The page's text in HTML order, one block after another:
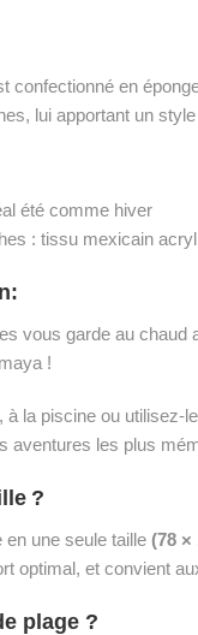
confectionné en
lui apportant un
été comme hiver
: tissu mexicain
vous garde au
!
à la piscine ou
aventures les plus
?
une seule taille (78 ×
optimal, et convient
plage ?